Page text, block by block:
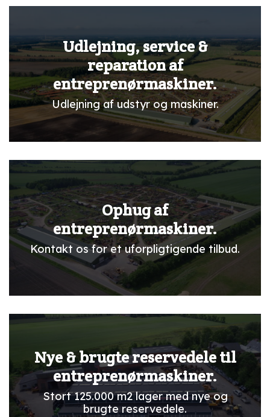
Udlejning, service &
reparation af
entreprenørmaskiner.
Udlejning af udstyr og maskiner.
Ophug af
entreprenørmaskiner.
Kontakt os for et uforpligtigende tilbud.
Nye & brugte reservedele til
entreprenørmaskiner.
Stort 125.000 m2 lager med nye og
brugte reservedele.